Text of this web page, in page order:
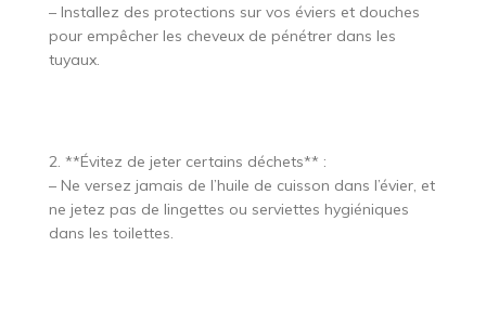
– Installez des protections sur vos éviers et douches
pour empêcher les cheveux de pénétrer dans les
tuyaux.
2. **Évitez de jeter certains déchets** :
– Ne versez jamais de l’huile de cuisson dans l’évier, et
ne jetez pas de lingettes ou serviettes hygiéniques
dans les toilettes.